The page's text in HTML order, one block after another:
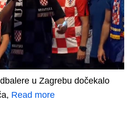
u Zagrebu dočekalo
Read more